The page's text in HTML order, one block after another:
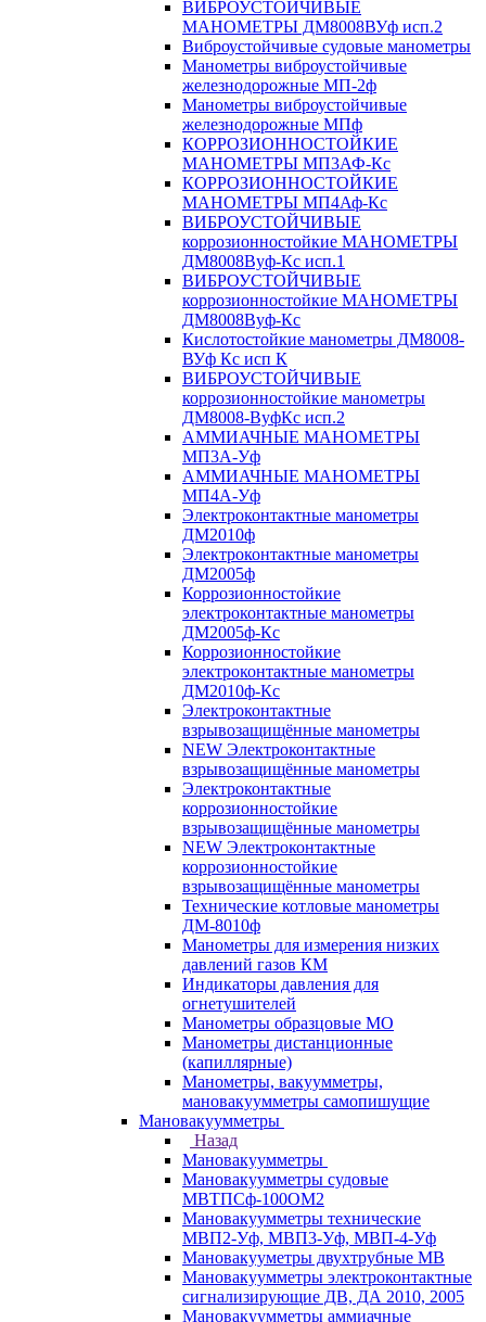
ВИБРОУСТОЙЧИВЫЕ
МАНОМЕТРЫ ДМ8008ВУф исп.2
Виброустойчивые судовые манометры
Манометры виброустойчивые
железнодорожные МП-2ф
Манометры виброустойчивые
железнодорожные МПф
КОРРОЗИОННОСТОЙКИЕ
МАНОМЕТРЫ МП3АФ-Кс
КОРРОЗИОННОСТОЙКИЕ
МАНОМЕТРЫ МП4Аф-Кс
ВИБРОУСТОЙЧИВЫЕ
коррозионностойкие МАНОМЕТРЫ
ДМ8008Вуф-Кс исп.1
ВИБРОУСТОЙЧИВЫЕ
коррозионностойкие МАНОМЕТРЫ
ДМ8008Вуф-Кс
Кислотостойкие манометры ДМ8008-
ВУф Кс исп К
ВИБРОУСТОЙЧИВЫЕ
коррозионностойкие манометры
ДМ8008-ВуфКс исп.2
АММИАЧНЫЕ МАНОМЕТРЫ
МП3А-Уф
АММИАЧНЫЕ МАНОМЕТРЫ
МП4А-Уф
Электроконтактные манометры
ДМ2010ф
Электроконтактные манометры
ДМ2005ф
Коррозионностойкие
электроконтактные манометры
ДМ2005ф-Кс
Коррозионностойкие
электроконтактные манометры
ДМ2010ф-Кс
Электроконтактные
взрывозащищённые манометры
NEW Электроконтактные
взрывозащищённые манометры
Электроконтактные
коррозионностойкие
взрывозащищённые манометры
NEW Электроконтактные
коррозионностойкие
взрывозащищённые манометры
Технические котловые манометры
ДМ-8010ф
Манометры для измерения низких
давлений газов КМ
Индикаторы давления для
огнетушителей
Манометры образцовые МО
Манометры дистанционные
(капиллярные)
Манометры, вакуумметры,
мановакуумметры самопишущие
Мановакуумметры
Назад
Мановакуумметры
Мановакуумметры судовые
МВТПСф-100ОМ2
Мановакуумметры технические
МВП2-Уф, МВП3-Уф, МВП-4-Уф
Мановакууметры двухтрубные МВ
Мановакуумметры электроконтактные
сигнализирующие ДВ, ДА 2010, 2005
Мановакуумметры аммиачные